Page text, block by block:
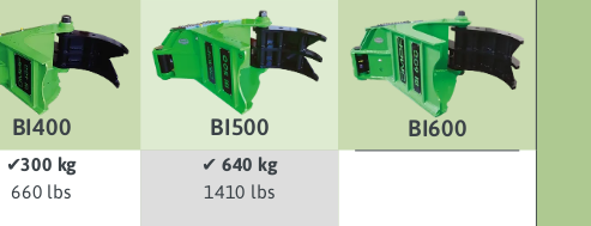
BI400
✔300 kg
660 lbs
BI500
✔ 640 kg
1410 lbs
BI600